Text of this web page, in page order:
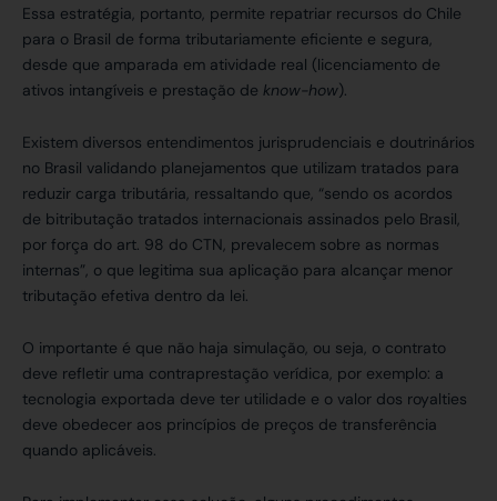
Essa estratégia, portanto, permite repatriar recursos do Chile
para o Brasil de forma tributariamente eficiente e segura,
desde que amparada em atividade real (licenciamento de
ativos intangíveis e prestação de know-how).
Existem diversos entendimentos jurisprudenciais e doutrinários
no Brasil validando planejamentos que utilizam tratados para
reduzir carga tributária, ressaltando que, “sendo os acordos
de bitributação tratados internacionais assinados pelo Brasil,
por força do art. 98 do CTN, prevalecem sobre as normas
internas”, o que legitima sua aplicação para alcançar menor
tributação efetiva dentro da lei.
O importante é que não haja simulação, ou seja, o contrato
deve refletir uma contraprestação verídica, por exemplo: a
tecnologia exportada deve ter utilidade e o valor dos royalties
deve obedecer aos princípios de preços de transferência
quando aplicáveis.